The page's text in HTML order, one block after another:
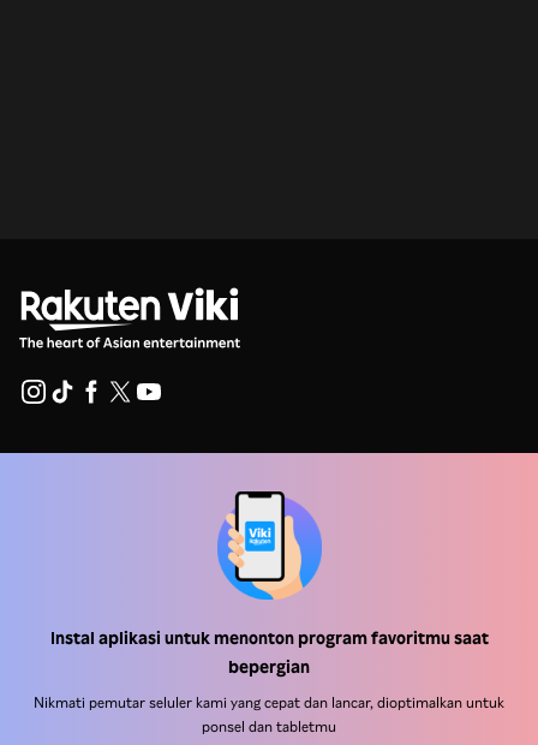
Instal aplikasi untuk menonton program favoritmu saat
bepergian
Nikmati pemutar seluler kami yang cepat dan lancar, dioptimalkan untuk
ponsel dan tabletmu
Pusat Pers
Ketentuan Penggunaan